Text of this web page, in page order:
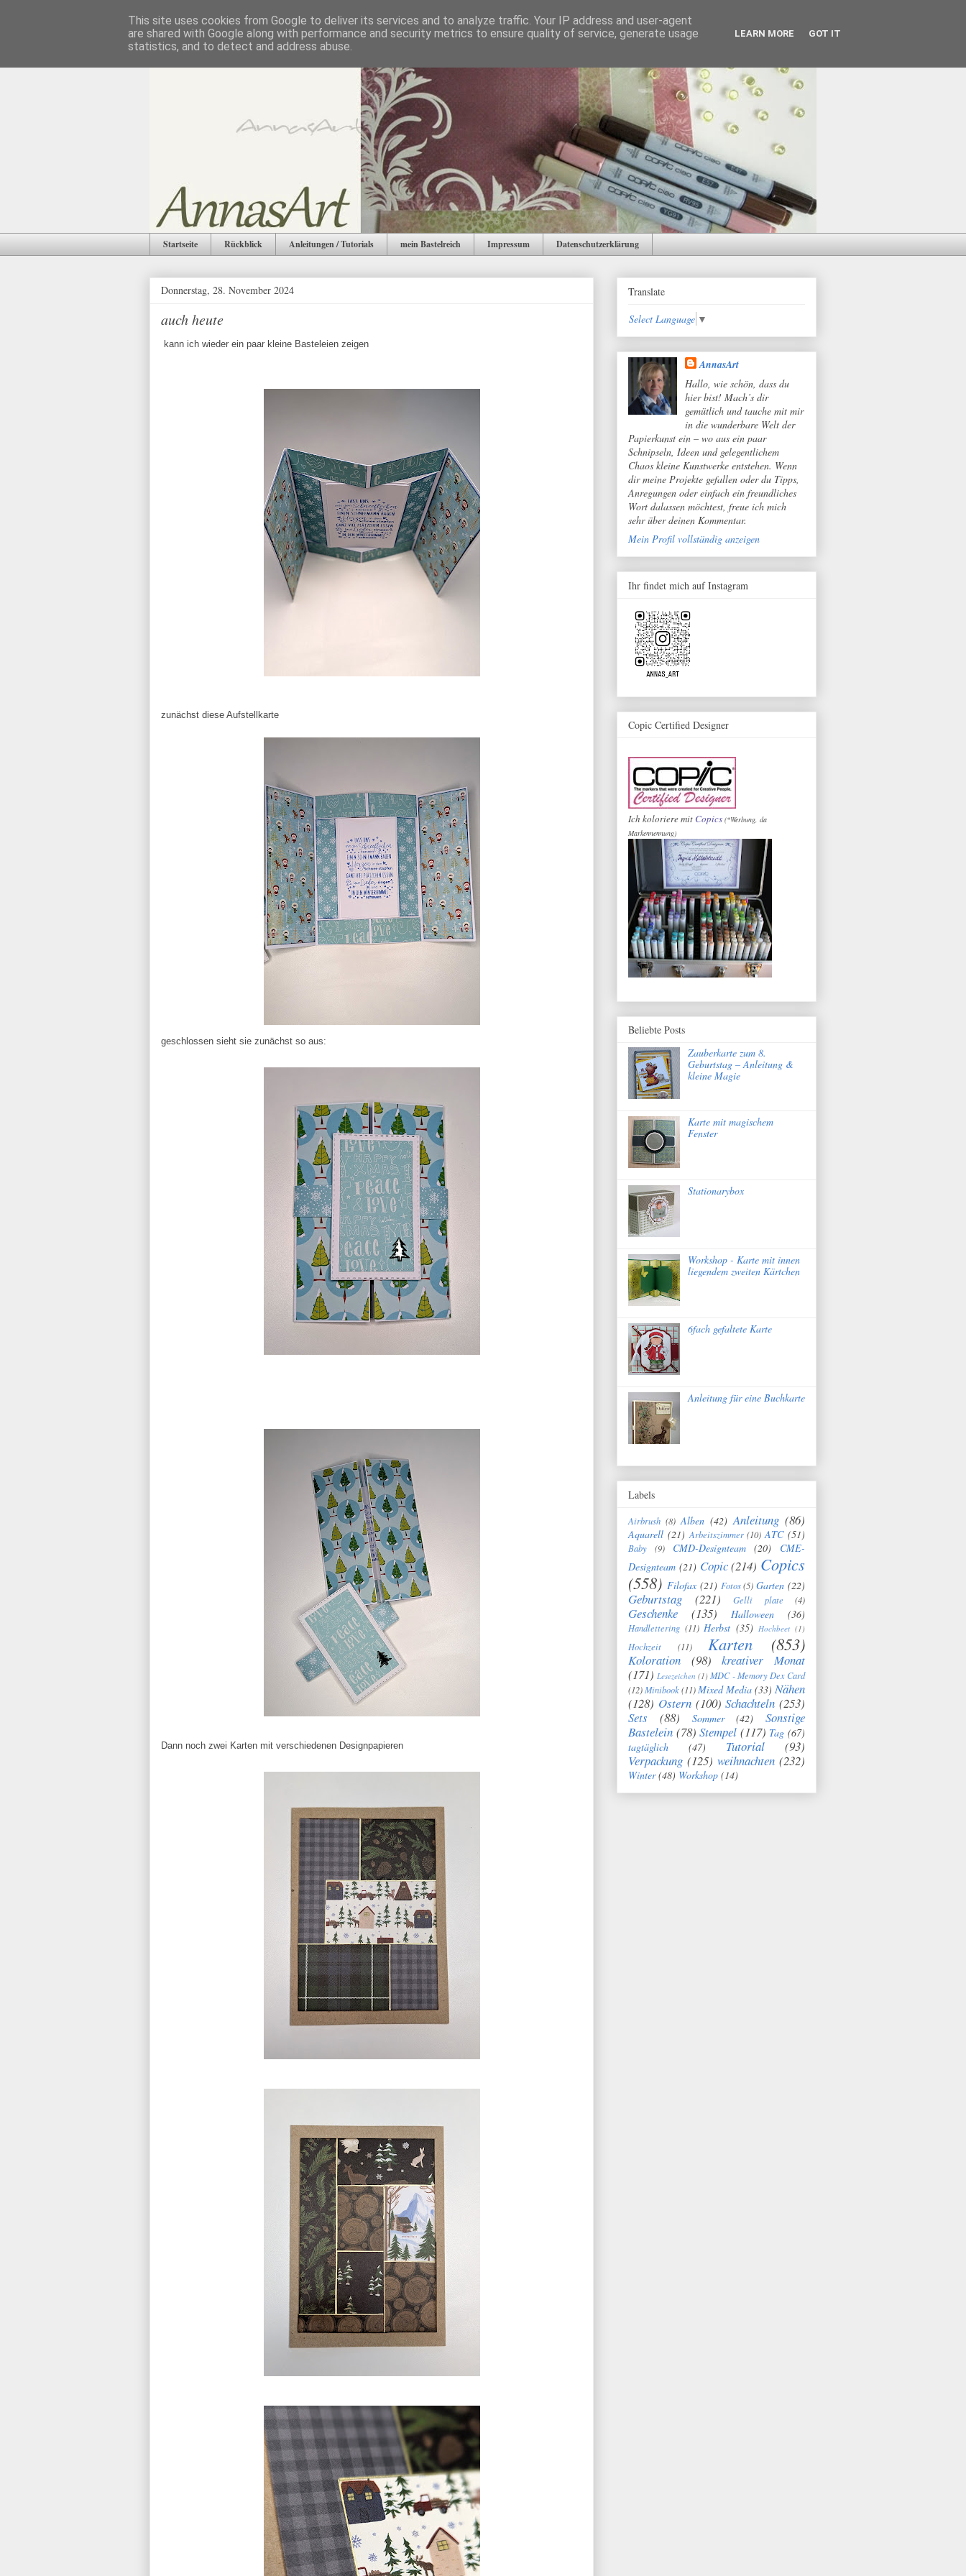
Startseite Rückblick Anleitungen / Tutorials mein Bastelreich Impressum Datenschutzerklärung
Donnerstag, 28. November 2024
auch heute
kann ich wieder ein paar kleine Basteleien zeigen
zunächst diese Aufstellkarte
geschlossen sieht sie zunächst so aus:
Dann noch zwei Karten mit verschiedenen Designpapieren
Translate
Select Language ▼
AnnasArt
Hallo, wie schön, dass du
hier bist! Mach’s dir
gemütlich und tauche mit mir
in die wunderbare Welt der
Papierkunst ein – wo aus ein paar
Schnipseln, Ideen und gelegentlichem
Chaos kleine Kunstwerke entstehen. Wenn
dir meine Projekte gefallen oder du Tipps,
Anregungen oder einfach ein freundliches
Wort dalassen möchtest, freue ich mich
sehr über deinen Kommentar.
Mein Profil vollständig anzeigen
Ihr findet mich auf Instagram
Copic Certified Designer
Ich koloriere mit Copics (*Werbung, da
Markennennung)
Beliebte Posts
Zauberkarte zum 8.
Geburtstag – Anleitung &
kleine Magie
Karte mit magischem
Fenster
Stationarybox
Workshop - Karte mit innen
liegendem zweiten Kärtchen
6fach gefaltete Karte
Anleitung für eine Buchkarte
Labels
Airbrush (8) Alben (42) Anleitung (86)
Aquarell (21) Arbeitszimmer (10) ATC (51)
Baby (9) CMD-Designteam (20)
CME-
Designteam (21) Copic (214) Copics
(558) Filofax (21) Fotos (5) Garten (22)
Geburtstag (221) Gelli plate (4)
Geschenke (135) Halloween (36)
Handlettering (11) Herbst (35) Hochbeet (1)
Hochzeit (11) Karten (853)
Koloration (98)
kreativer Monat
(171) Lesezeichen (1) MDC - Memory Dex Card
(12)Minibook(11) Mixed Media (33) Nähen
(128) Ostern (100) Schachteln (253)
Sets
(88) Sommer (42)
Sonstige
Bastelein (78) Stempel (117) Tag (67)
tagtäglich
(47) Tutorial
(93)
Verpackung (125) weihnachten (232)
Winter (48) Workshop (14)
This site uses cookies from Google to deliver its services and to analyze traffic. Your IP address and user-agent
are shared with Google along with performance and security metrics to ensure quality of service, generate usage
statistics, and to detect and address abuse.
LEARN MORE GOT IT